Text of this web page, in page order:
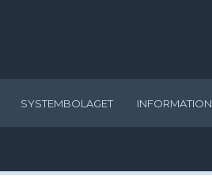
SYSTEMBOLAGET INFORMATION